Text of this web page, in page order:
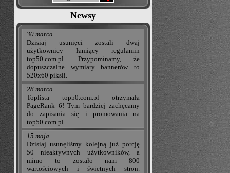
Newsy
30 marca
Dzisiaj usunięci zostali dwaj
użytkownicy łamiący regulamin
top50.com.pl. Przypominamy, że
dopuszczalne wymiary bannerów to
520x60 piksli.
28 marca
Toplista top50.com.pl otrzymała
PageRank 6! Tym bardziej zachęcamy
do zapisania się i promowania na
top50.com.pl.
15 maja
Dzisiaj usunęliśmy kolejną już porcję
50 nieaktywnych użytkowników, a
mimo to zostało nam 800
wartościowych i świetnych stron.